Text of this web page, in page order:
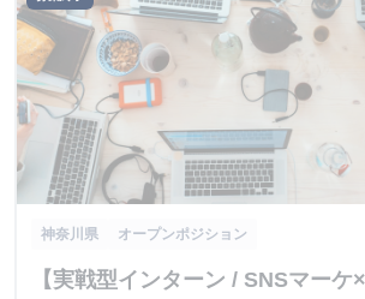
神奈川県 オープンポジション
【実戦型インターン / SNSマーケ